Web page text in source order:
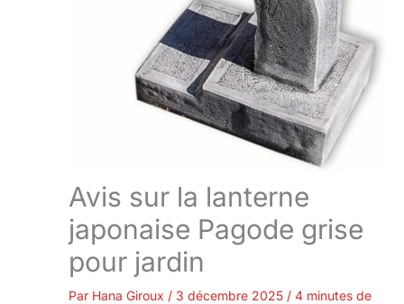
Avis sur la lanterne
japonaise Pagode grise
pour jardin
Par Hana Giroux / 3 décembre 2025 / 4 minutes de